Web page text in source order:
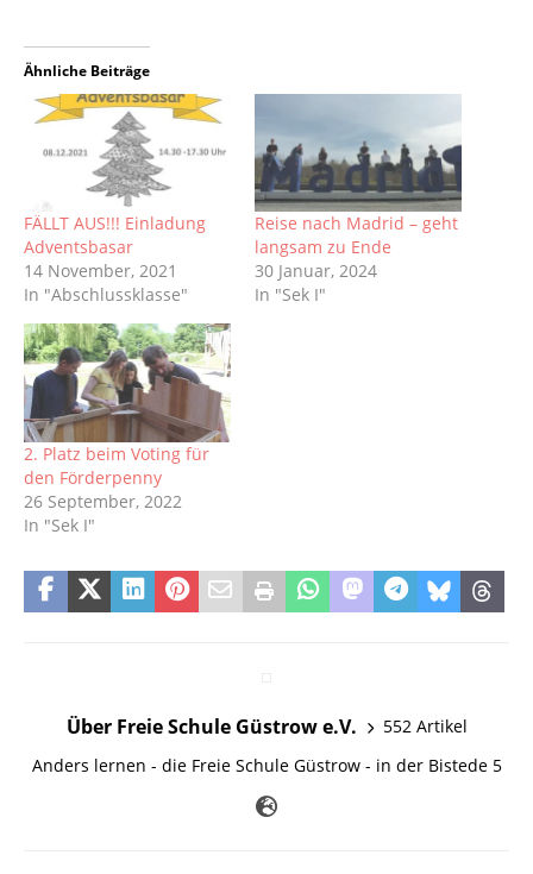
Ähnliche Beiträge
FÄLLT AUS!!! Einladung
Adventsbasar
14 November, 2021
In "Abschlussklasse"
Reise nach Madrid – geht
langsam zu Ende
30 Januar, 2024
In "Sek I"
2. Platz beim Voting für
den Förderpenny
26 September, 2022
In "Sek I"
Über Freie Schule Güstrow e.V.
552 Artikel
Anders lernen - die Freie Schule Güstrow - in der Bistede 5